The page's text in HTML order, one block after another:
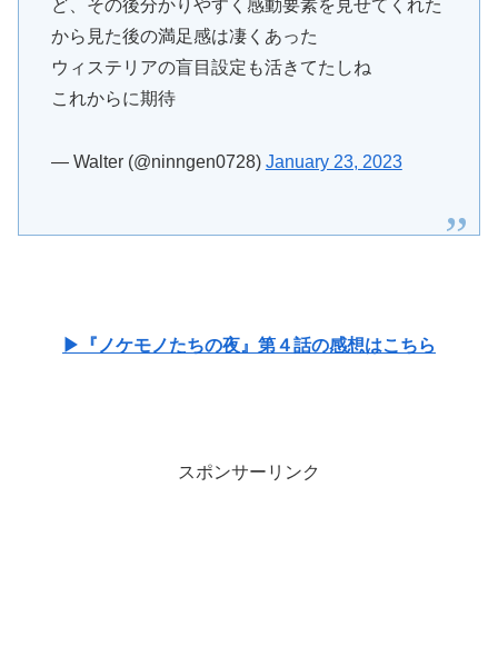
ど、その後分かりやすく感動要素を見せてくれた
から見た後の満足感は凄くあった
ウィステリアの盲目設定も活きてたしね
これからに期待
— Walter (@ninngen0728) January 23, 2023
▶『ノケモノたちの夜』第４話の感想はこちら
スポンサーリンク